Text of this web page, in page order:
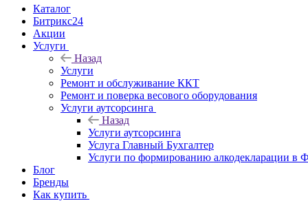
Каталог
Битрикс24
Акции
Услуги
Назад
Услуги
Ремонт и обслуживание ККТ
Ремонт и поверка весового оборудования
Услуги аутсорсинга
Назад
Услуги аутсорсинга
Услуга Главный Бухгалтер
Услуги по формированию алкодекларации в
Блог
Бренды
Как купить